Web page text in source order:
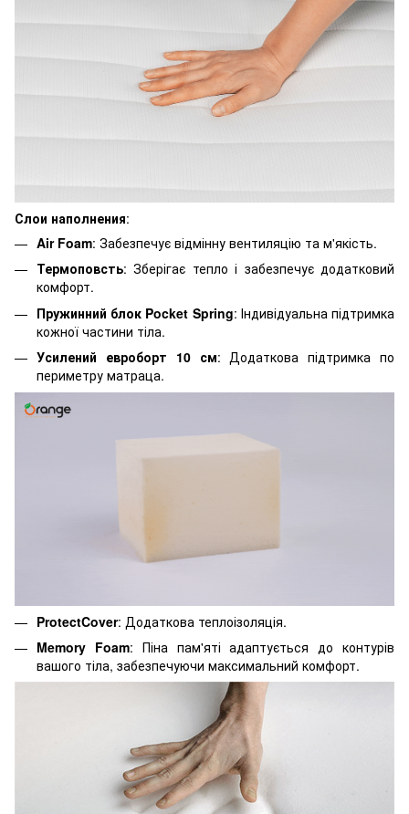
Слои наполнения:
Air Foam: Забезпечує відмінну вентиляцію та м'якість.
Термоповсть: Зберігає тепло і забезпечує додатковий
комфорт.
Пружинний блок Pocket Spring: Індивідуальна підтримка
кожної частини тіла.
Усилений евроборт 10 см: Додаткова підтримка по
периметру матраца.
ProtectCover: Додаткова теплоізоляція.
Memory Foam: Піна пам'яті адаптується до контурів
вашого тіла, забезпечуючи максимальний комфорт.